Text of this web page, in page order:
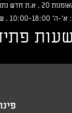
חדש נתניה, טלפון:
9:00-14:00
שעות